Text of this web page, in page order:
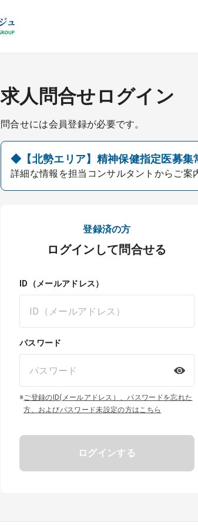
求人問合せログイン
問合せには会員登録が必要です。
◆【北勢エリア】精神保健指定医募集
詳細な情報を担当コンサルタントからご案
登録済の方
ログインして問合せる
ID（メールアドレス）
パスワード
※ご登録のID(メールアドレス）、パスワードを忘れた
方、およびパスワード未設定の方はこちら
ログインする